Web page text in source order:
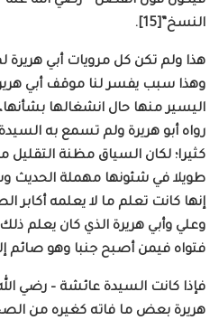
النسخ”[15].
هذا ولم تكن كل مرويات أبي
وهذا سبب يفسر لنا موقف أبي
اليسير منها حال انشغالها
رواه أبو هريرة ولم تسمع به
كثيرا؛ لكان السياق مظنة التقليل
طويلا في شئونها مهملة الحديث
إنها كانت تعلم ما لا يعلمه أكابر
وعلي وأبي هريرة الذي كان يعلم ذلك
فتواه فيمن أصبح جنبا وهو صائم
فإذا كانت السيدة عائشة – رضي
هريرة بعض ما فاته كغيره من